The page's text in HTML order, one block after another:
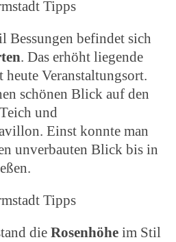
Bessungen befindet sich
. Das erhöht liegende
heute Veranstaltungsort.
schönen Blick auf den
und
Einst konnte man
unverbauten Blick bis in
die Rosenhöheim Stil